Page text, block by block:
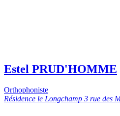
Estel PRUD'HOMME
Orthophoniste
Résidence le Longchamp 3 rue des